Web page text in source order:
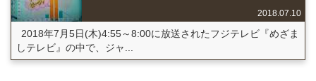
2018.07.10
2018年7月5日(木)4:55～8:00に放送されたフジテレビ『めざま
しテレビ』の中で、ジャ...